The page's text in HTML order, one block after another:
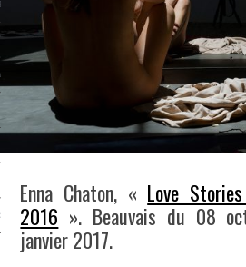
BONHEUR
GUERRE
Enna Chaton, « Love
2016 ». Beauvais du 08
janvier 2017.